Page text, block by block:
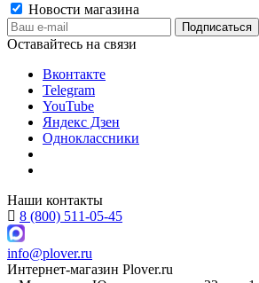
Новости магазина
Оставайтесь на связи
Вконтакте
Telegram
YouTube
Яндекс Дзен
Одноклассники
Наши контакты
8 (800) 511-05-45
info@plover.ru
Интернет-магазин Plover.ru